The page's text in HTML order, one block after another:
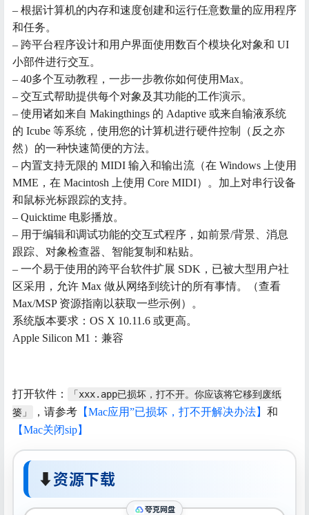
– 根据计算机的内存和速度创建和运行任意数量的应用程序
和任务。
– 跨平台程序设计和用户界面使用数百个模块化对象和 UI
小部件进行交互。
– 40多个互动教程，一步一步教你如何使用Max。
– 交互式帮助提供每个对象及其功能的工作演示。
– 使用诸如来自 Makingthings 的 Adaptive 或来自输液系统
的 Icube 等系统，使用您的计算机进行硬件控制（反之亦
然）的一种快速简便的方法。
– 内置支持无限的 MIDI 输入和输出流（在 Windows 上使用
MME，在 Macintosh 上使用 Core MIDI）。加上对串行设备
和鼠标光标跟踪的支持。
– Quicktime 电影播放。
– 用于编辑和调试功能的交互式程序，如前景/背景、消息
跟踪、对象检查器、智能复制和粘贴。
– 一个易于使用的跨平台软件扩展 SDK，已被大型用户社
区采用，允许 Max 做从网络到统计的所有事情。（查看
Max/MSP 资源指南以获取一些示例）。
系统版本要求：OS X 10.11.6 或更高。
Apple Silicon M1：兼容
打开软件：
「xxx.app已损坏，打不开。你应该将它移到废纸
篓」
，请参考 【Mac应用”已损坏，打不开解决办法】 和
【Mac关闭sip】
⬇资源下载
夸克网盘